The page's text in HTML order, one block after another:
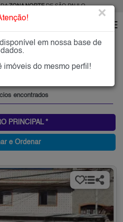
DAZONA NORTEDE SÃO PAULO
VILA DOM PEDRO II
Pedro II, Zona Norte de São Paulo
encontrados
PRINCIPAL *
e Ordenar
×
em nossa base de
dados.
imóveis do mesmo perfil!